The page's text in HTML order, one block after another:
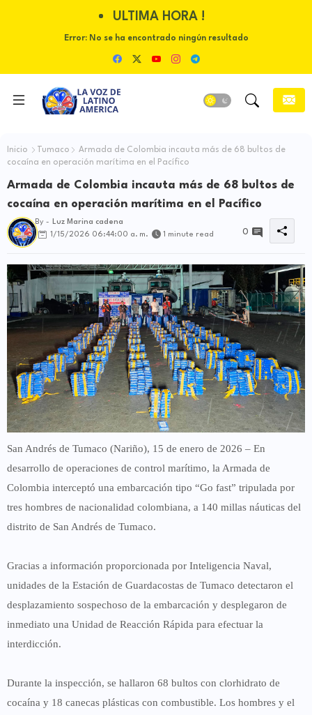
ULTIMA HORA !
Error:No se ha encontrado ningún resultado
Inicio Tumaco
Armada de Colombia incauta más de 68 bultos de
cocaína en operación marítima en el Pacífico
Armada de Colombia incauta más de 68 bultos de
cocaína en operación marítima en el Pacífico
By -
Luz Marina cadena
1/15/2026 06:44:00 a. m.
1 minute read 0
San Andrés de Tumaco (Nariño), 15 de enero de 2026 – En
desarrollo de operaciones de control marítimo, la Armada de
Colombia interceptó una embarcación tipo “Go fast” tripulada por
tres hombres de nacionalidad colombiana, a 140 millas náuticas del
distrito de San Andrés de Tumaco.
Gracias a información proporcionada por Inteligencia Naval,
unidades de la Estación de Guardacostas de Tumaco detectaron el
desplazamiento sospechoso de la embarcación y desplegaron de
inmediato una Unidad de Reacción Rápida para efectuar la
interdicción.
Durante la inspección, se hallaron 68 bultos con clorhidrato de
cocaína y 18 canecas plásticas con combustible. Los hombres y el